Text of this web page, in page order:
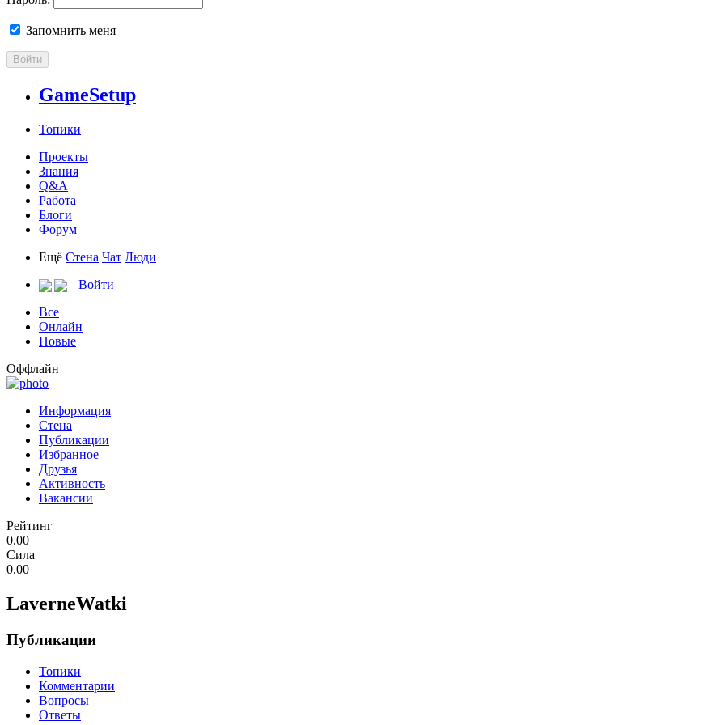
Запомнить меня
Войти
GameSetup
Топики
Проекты
Знания
Q&A
Работа
Блоги
Форум
Ещё Стена Чат Люди
Войти
Все
Онлайн
Новые
Оффлайн
Информация
Стена
Публикации
Избранное
Друзья
Активность
Вакансии
Рейтинг
0.00
Сила
0.00
LaverneWatki
Публикации
Топики
Комментарии
Вопросы
Ответы